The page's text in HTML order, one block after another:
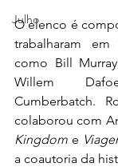
Julho
O elenco é
trabalharam
como Bill
Willem
Cumberbatch.
colaborou com
Kingdom e
a coautoria da